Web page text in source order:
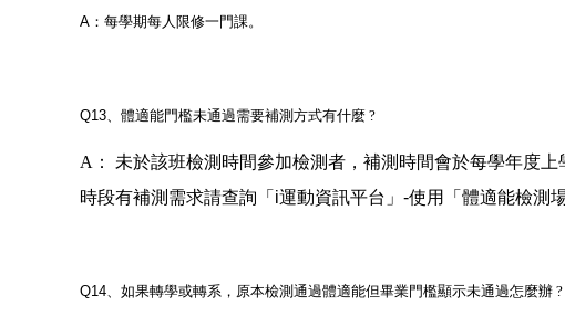
A ：每學期每人限修一門課。
Q13、體適能門檻未通過需要補測方式有什麼 ?
A： 未於該班檢測時間參加檢測者，補測時間會於每學年度
時段有補測需求請查詢「i運動資訊平台」-使用「體適能檢測
Q14、如果轉學或轉系，原本檢測通過體適能但畢業門檻顯示未通過怎麼辦 ?